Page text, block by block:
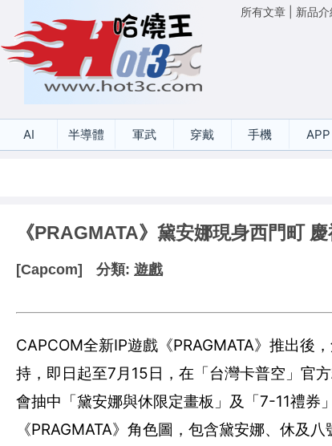
所有文章 新品介
AI 半導體 軍武 穿戴 手機 APP
《PRAGMATA》黛安娜現身西門町
[Capcom] 分類: 遊戲
CAPCOM全新IP遊戲《PRAGMATA》推出後
持，即日起至7月15日，在「台灣卡普空」官
會抽中「黛安娜與休限定畫板」及「7-11禮券
《PRAGMATA》角色圖，包含黛安娜、休及